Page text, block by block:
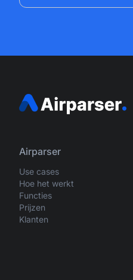
Airparser
Use cases
Hoe het werkt
Functies
Prijzen
Klanten